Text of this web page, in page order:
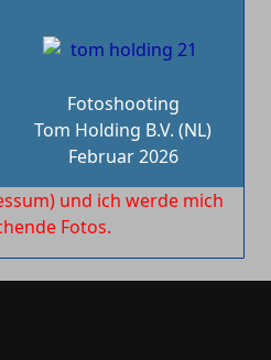
Fotoshooting
Tom Holding B.V. (NL)
Februar 2026
und ich werde mich
Fotos.